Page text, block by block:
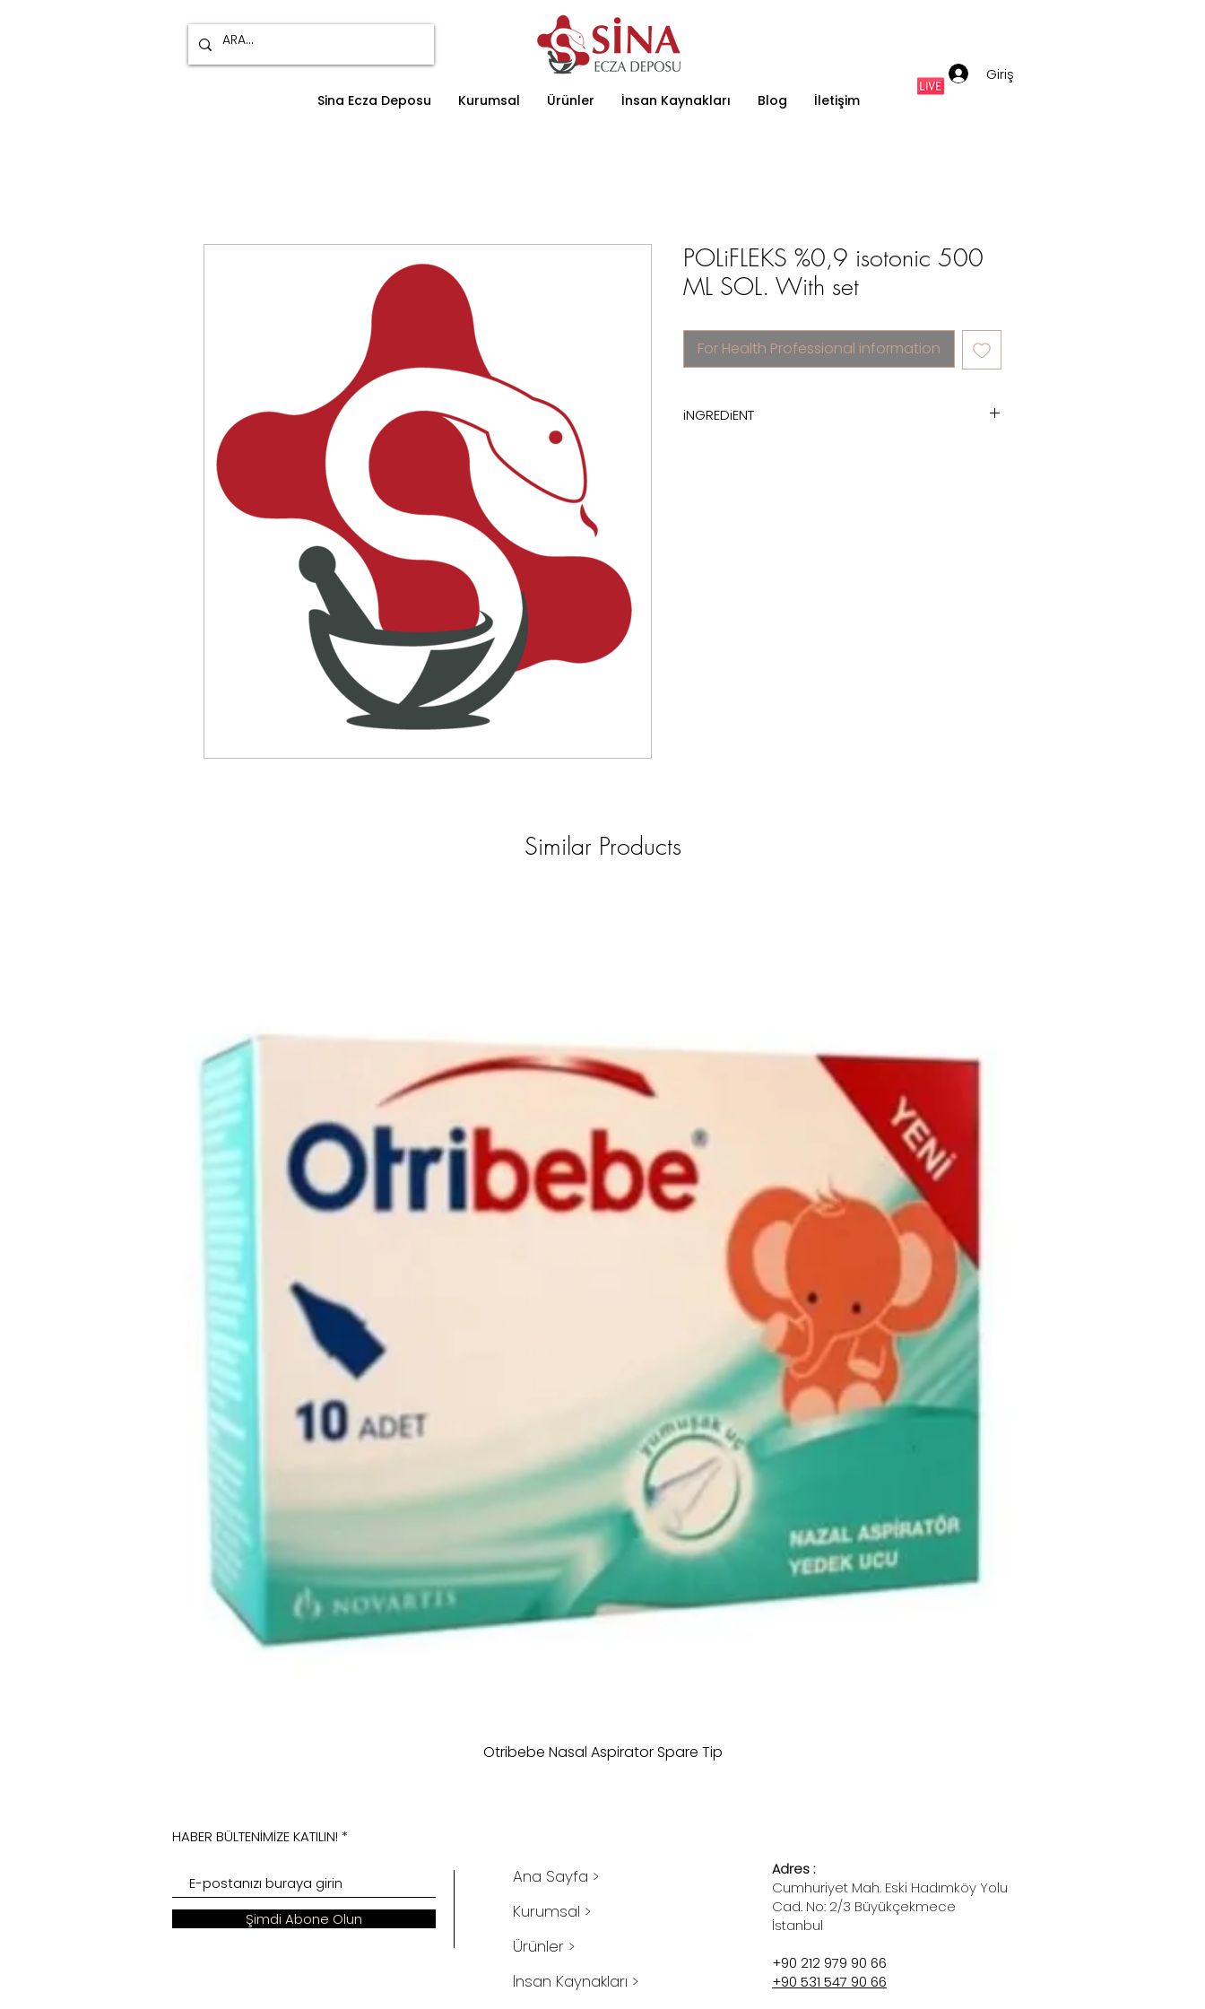
Giriş
Sina Ecza Deposu Kurumsal Ürünler İnsan Kaynakları Blog İletişim
POLiFLEKS %0,9 isotonic 500
ML SOL. With set
For Health Professional information
iNGREDiENT
Similar Products
Otribebe Nasal Aspirator Spare Tip
HABER BÜLTENİMİZE KATILIN!
Şimdi Abone Olun
Ana Sayfa >
Kurumsal >
Ürünler >
İnsan Kaynakları >
Adres :
Cumhuriyet Mah. Eski Hadımköy Yolu
Cad. No: 2/3 Büyükçekmece
İstanbul
+90 212 979 90 66
+90 531 547 90 66